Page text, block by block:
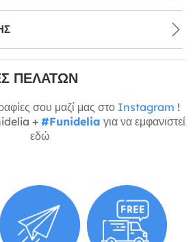
ΠΕΛΑΤΏΝ
σου μαζί μας στο Instagram !
+ #Funidelia για να εμφανιστεί
εδώ